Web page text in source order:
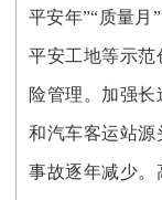
平安年”“质量月
平安工地等示范
险管理。加强
和汽车客运站源
事故逐年减少。